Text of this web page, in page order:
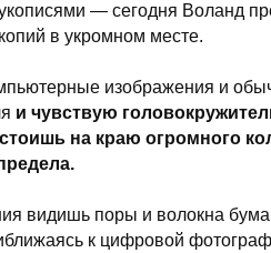
— сегодня Воланд
в укромном месте.
изображения и
и чувствую
на краю огромного
видишь поры и волокна
к цифровой